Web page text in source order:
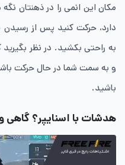
مکان این انمی را در ذهنتان
دارد، حرکت کنید پس از رسیدن
به راحتی بکشید. در نظر
و به سمت شما در حال حرکت
باشید.
هدشات با اسنایپر؟ گاهی